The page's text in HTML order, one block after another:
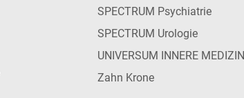
SPECTRUM Psychiatrie
SPECTRUM Urologie
UNIVERSUM INNERE MEDIZIN
Zahn Krone